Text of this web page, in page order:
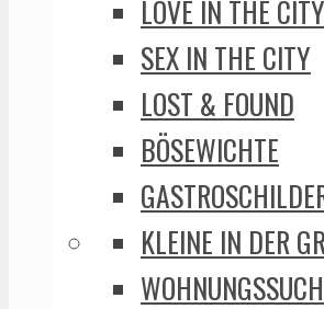
LOVE IN THE CITY
SEX IN THE CITY
LOST & FOUND
BÖSEWICHTE
KLEINE IN DER